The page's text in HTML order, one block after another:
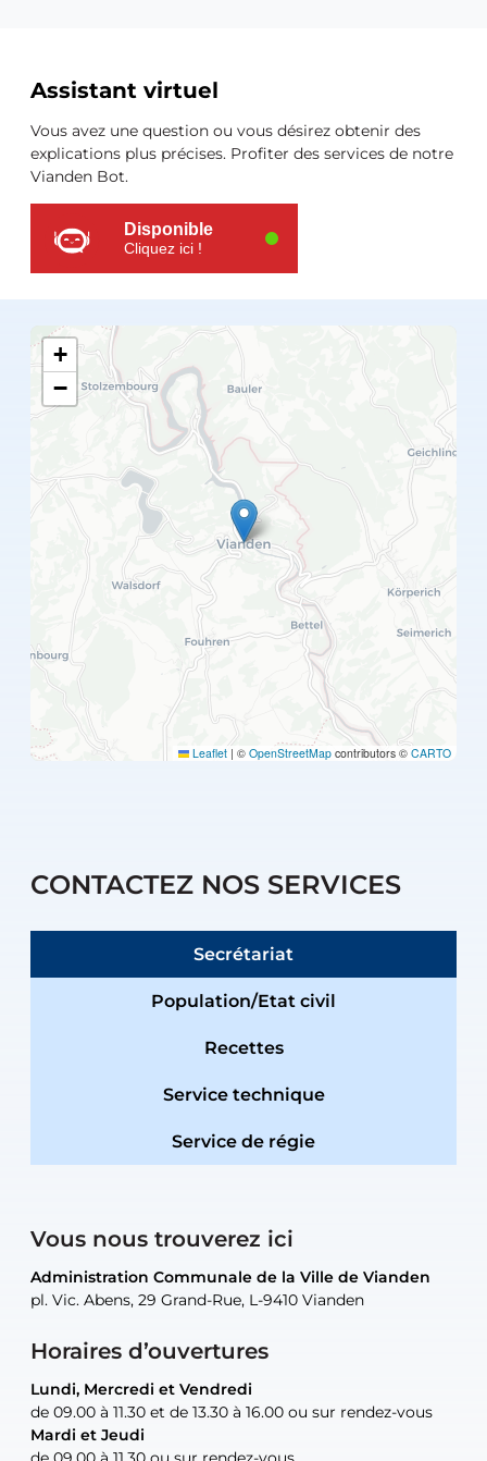
Ressources
supplémentaires
Assistant virtuel
Vous avez une question ou vous désirez obtenir des
explications plus précises. Profiter des services de notre
Vianden Bot.
Disponible
Cliquez ici !
+
−
Leaflet | © OpenStreetMap contributors © CARTO
CONTACTEZ NOS SERVICES
Secrétariat
Population/Etat civil
Recettes
Service technique
Service de régie
Vous nous trouverez ici
Administration Communale de la Ville de Vianden
pl. Vic. Abens, 29 Grand-Rue, L-9410 Vianden
Horaires d’ouvertures
Lundi, Mercredi et Vendredi
de 09.00 à 11.30 et de 13.30 à 16.00 ou sur rendez-vous
Mardi et Jeudi
Administration Communale de la Ville de Vianden
pl. Vic. Abens, 29 Grand-Rue, L-9410 Vianden
Lundi, Mercredi et Vendredi
de 09.00 à 11.30 et de 13.30 à 16.00 ou sur rendez-vous
Mardi et Jeudi
Administration Communale de la Ville de Vianden
pl. Vic. Abens, 29 Grand-Rue, L-9410 Vianden
uniquement sur rendez-vous
Administration Communale de la Ville de Vianden
pl. Vic. Abens, 29 Grand-Rue, L-9410 Vianden
uniquement sur rendez-vous
Atelier Communal de la Ville de Vianden
30, rue Neugarten, L-9422 Vianden
uniquement sur rendez-vous